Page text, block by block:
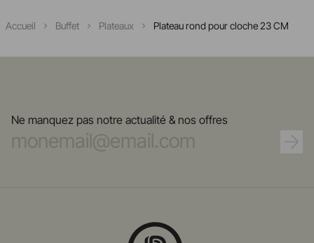
Accueil Buffet Plateaux Plateau rond pour cloche 23 CM
Ne manquez pas notre actualité & nos offres